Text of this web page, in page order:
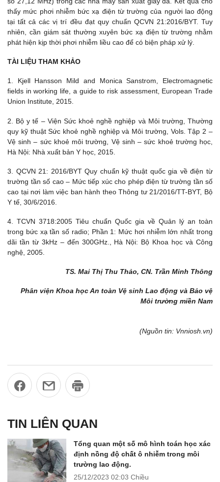
thấy mức phơi nhiễm bức xạ điện từ trường của người lao động
tại tất cả các vị trí đều đạt quy chuẩn QCVN 21:2016/BYT. Tuy
nhiên, cần giám sát thường xuyên bức xạ điện từ trường nhằm
phát hiện kịp thời phơi nhiễm liều cao để có biện pháp xử lý.
TÀI LIỆU THAM KHẢO
1. Kjell Hansson Mild and Monica Sanstrom, Electromagnetic
fields in working life, a guide to risk assessment, European Trade
Union Institute, 2015.
2. Bộ y tế – Viện Sức khoẻ nghề nghiệp và Môi trường, Thường
quy kỹ thuật Sức khoẻ nghề nghiệp và Môi trường, Vols. Tập 2 –
Vệ sinh – sức khoẻ môi trường, Vệ sinh – sức khoẻ trường học,
Hà Nội: Nhà xuất bản Y học, 2015.
3. QCVN 21: 2016/BYT Quy chuẩn kỹ thuật quốc gia về điện từ
trường tần số cao – Mức tiếp xúc cho phép điện từ trường tần số
cao tại nơi làm việc ban hành theo Thông tư 21/2016/TT-BYT, Bộ
Y tế, 30/6/2016.
4. TCVN 3718:2005 Tiêu chuẩn Quốc gia về Quản lý an toàn
trong bức xạ tần số radio; Phần 1: Mức hơi nhiễm lớn nhất trong
dãi tần từ 3kHz – đến 300GHz., Hà Nội: Bộ Khoa học và Công
nghệ, 2005.
TS. Mai Thị Thu Thảo, CN. Trần Minh Thông
Phân viện Khoa học An toàn Vệ sinh Lao động và Bảo vệ
Môi trường miền Nam
(Nguồn tin: Vnniosh.vn)
TIN LIÊN QUAN
Tổng quan một số mô hình toán học xác
định nồng độ chất ô nhiễm trong môi
trường lao động.
25/12/2023 02:03 Chiều